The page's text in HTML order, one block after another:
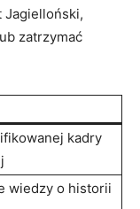
‍Jagielloński,
zatrzymać
kadry
wiedzy o historii